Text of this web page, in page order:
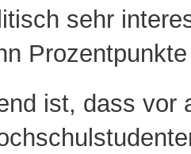
sehr
ist, dass vor